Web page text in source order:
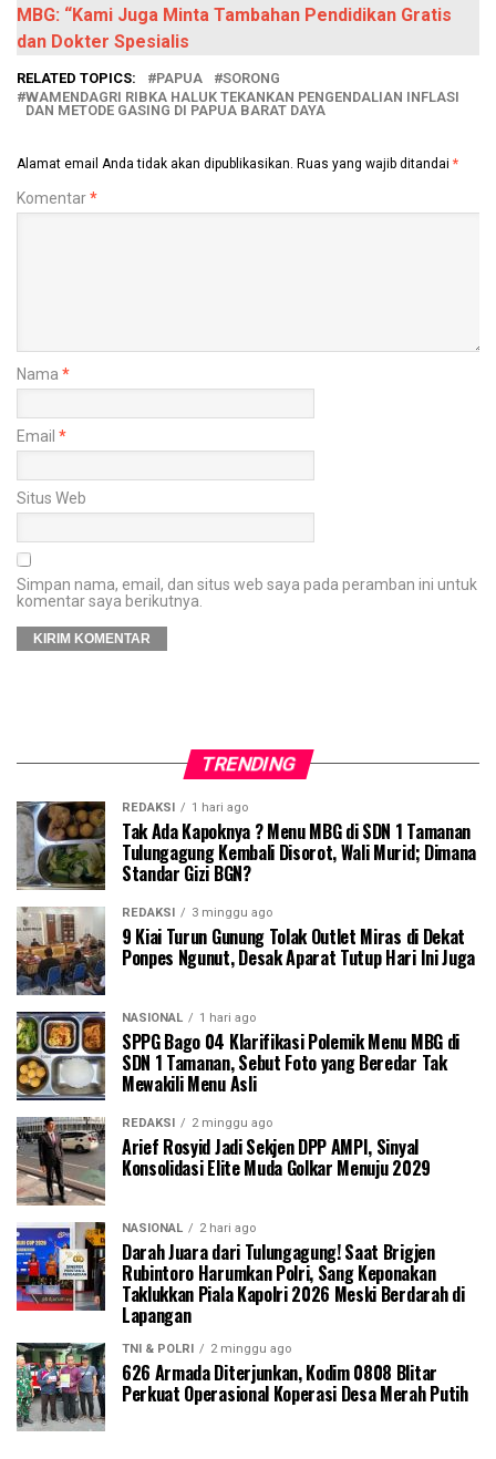
MBG: “Kami Juga Minta Tambahan Pendidikan Gratis
dan Dokter Spesialis
RELATED TOPICS: PAPUA
SORONG
WAMENDAGRI RIBKA HALUK TEKANKAN PENGENDALIAN INFLASI
DAN METODE GASING DI PAPUA BARAT DAYA
Alamat email Anda tidak akan dipublikasikan. Ruas yang wajib ditandai *
Komentar*
Nama *
Email *
Situs Web
Simpan nama, email, dan situs web saya pada peramban ini untuk
komentar saya berikutnya.
TRENDING
REDAKSI 1 hari ago
Tak Ada Kapoknya ? Menu MBG di SDN 1 Tamanan
Tulungagung Kembali Disorot, Wali Murid; Dimana
Standar Gizi BGN?
REDAKSI 3 minggu ago
9 Kiai Turun Gunung Tolak Outlet Miras di Dekat
Ponpes Ngunut, Desak Aparat Tutup Hari Ini Juga
NASIONAL 1 hari ago
SPPG Bago 04 Klarifikasi Polemik Menu MBG di
SDN 1 Tamanan, Sebut Foto yang Beredar Tak
Mewakili Menu Asli
REDAKSI 2 minggu ago
Arief Rosyid Jadi Sekjen DPP AMPI, Sinyal
Konsolidasi Elite Muda Golkar Menuju 2029
NASIONAL 2 hari ago
Darah Juara dari Tulungagung! Saat Brigjen
Rubintoro Harumkan Polri, Sang Keponakan
Taklukkan Piala Kapolri 2026 Meski Berdarah di
Lapangan
TNI & POLRI 2 minggu ago
626 Armada Diterjunkan, Kodim 0808 Blitar
Perkuat Operasional Koperasi Desa Merah Putih